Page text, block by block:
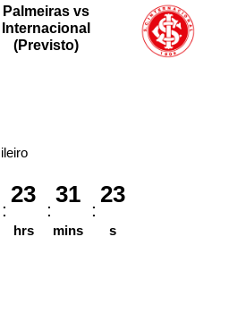
Palmeiras vs
Internacional
(Previsto)
23
hrs
31
mins
23
s